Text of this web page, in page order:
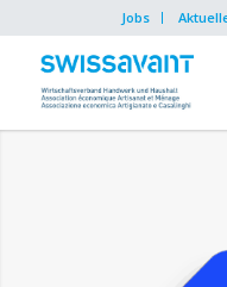
Jobs